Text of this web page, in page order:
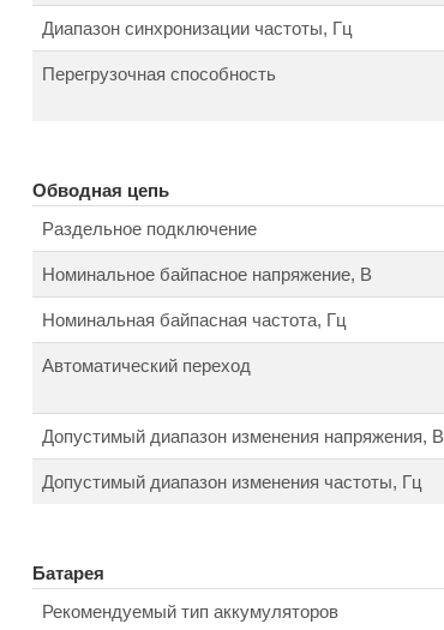
Диапазон синхронизации частоты, Гц
Перегрузочная способность
Обводная цепь
Раздельное подключение
Номинальное байпасное напряжение, В
Номинальная байпасная частота, Гц
Автоматический переход
Допустимый диапазон изменения напряжения, В
Допустимый диапазон изменения частоты, Гц
Батарея
Рекомендуемый тип аккумуляторов